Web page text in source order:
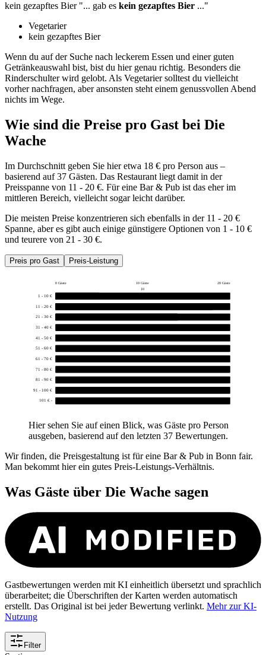
kein gezapftes Bier "... gab es kein gezapftes Bier ..."
Vegetarier
kein gezapftes Bier
Wenn du auf der Suche nach leckerem Essen und einer guten
Getränkeauswahl bist, bist du hier genau richtig. Besonders die
Rinderschulter wird gelobt. Als Vegetarier solltest du vielleicht
vorher nachfragen, aber ansonsten steht einem genussvollen Abend
nichts im Wege.
Wie sind die Preise pro Gast bei Die
Wache
Im Durchschnitt geben Sie hier etwa 18 € pro Person aus –
basierend auf 37 Gästen. Das Restaurant liegt damit in der
Preisspanne von 11 - 20 €. Für eine Bar & Pub ist das eher im
mittleren Bereich, vielleicht sogar leicht darüber.
Die meisten Preise konzentrieren sich ebenfalls in der 11 - 20 €
Spanne, aber es gibt auch einige günstigere Optionen von 1 - 10 €
und teurere von 21 - 30 €.
Preis pro Gast Preis-Leistung
0 Gäste 10 Gäste
20 Gäste
10
1 - 10 €
11 - 20 €
21 - 30 €
31 - 40 €
41 - 50 €
51 - 60 €
61 - 70 €
71 - 80 €
81 - 90 €
91 - 100 €
101 € -
Hier sehen Sie auf einen Blick, was Gäste pro Person
ausgeben, basierend auf den letzten 37 Bewertungen.
Wir finden, die Preisgestaltung ist für eine Bar & Pub in Bonn fair.
Man bekommt hier ein gutes Preis-Leistungs-Verhältnis.
Was Gäste über Die Wache sagen
Gastbewertungen werden mit KI einheitlich übersetzt und sprachlich
überarbeitet; die Überschriften der Karten werden automatisch
erstellt. Das Original ist bei jeder Bewertung verlinkt. Mehr zur KI-
Nutzung
Filter